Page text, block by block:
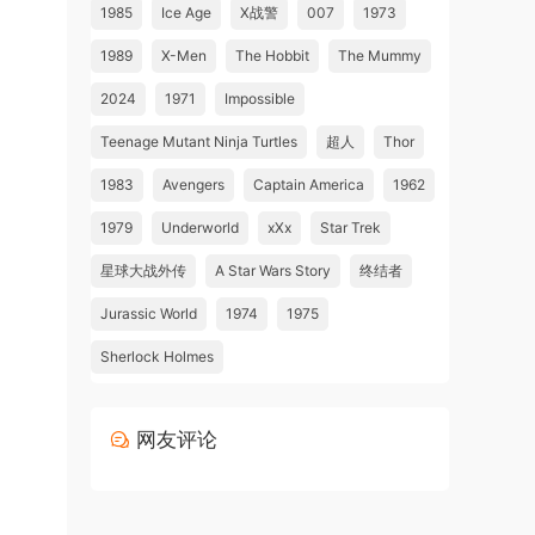
1985 Ice Age X战警 007 1973
1989 X-Men The Hobbit The Mummy
2024 1971 Impossible
Teenage Mutant Ninja Turtles 超人 Thor
1983 Avengers Captain America 1962
1979 Underworld xXx Star Trek
星球大战外传 A Star Wars Story 终结者
Jurassic World 1974 1975
Sherlock Holmes
网友评论